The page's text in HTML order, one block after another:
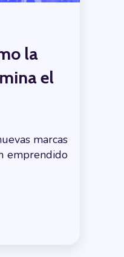
la
el
marcas
emprendido